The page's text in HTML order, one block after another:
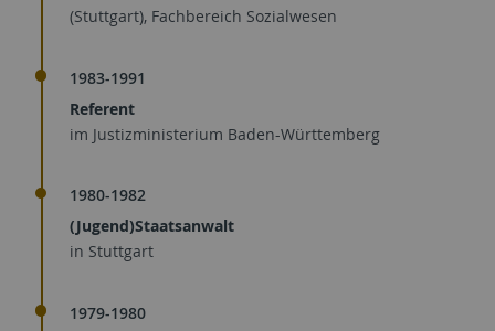
(Stuttgart), Fachbereich Sozialwesen
1983-1991
Referent
im Justizministerium Baden-Württemberg
1980-1982
(Jugend)Staatsanwalt
in Stuttgart
1979-1980